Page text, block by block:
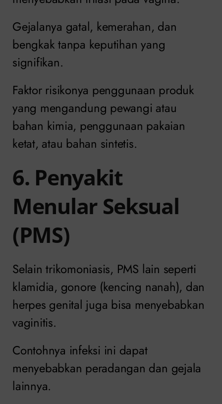
Gejalanya gatal, kemerahan, dan
bengkak tanpa keputihan yang
signifikan.
Faktor risikonya penggunaan produk
yang mengandung pewangi atau
bahan kimia, penggunaan pakaian
ketat, atau bahan sintetis.
6. Penyakit
Menular Seksual
(PMS)
Selain trikomoniasis, PMS lain seperti
klamidia, gonore (kencing nanah), dan
herpes genital juga bisa menyebabkan
vaginitis.
Contohnya infeksi ini dapat
menyebabkan peradangan dan gejala
lainnya.